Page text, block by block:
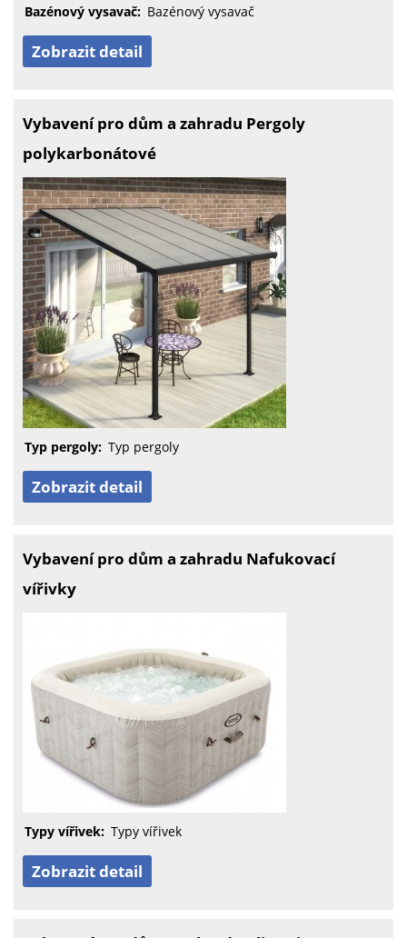
Bazénový vysavač: Bazénový vysavač
Zobrazit detail
Vybavení pro dům a zahradu Pergoly
polykarbonátové
Typ pergoly: Typ pergoly
Zobrazit detail
Vybavení pro dům a zahradu Nafukovací
vířivky
Typy vířivek: Typy vířivek
Zobrazit detail